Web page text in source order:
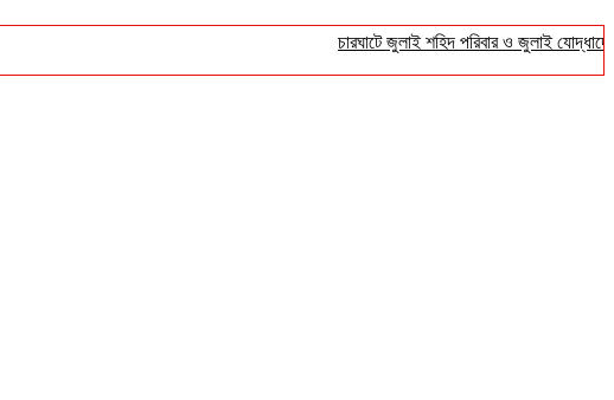
চারঘাটে জুলাই শহিদ পরিবার ও জুলাই যোদ্ধাদের